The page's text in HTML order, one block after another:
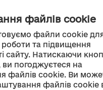
файлів cookie
файли cookie
та підвищення
сайту. Натискаючи
погоджуєтеся на
файлів cookie. Ви
файлів cookie
показати
і стійкість. Ми
навчатися,
умовах, а ще
великі кроки на
загартовувати